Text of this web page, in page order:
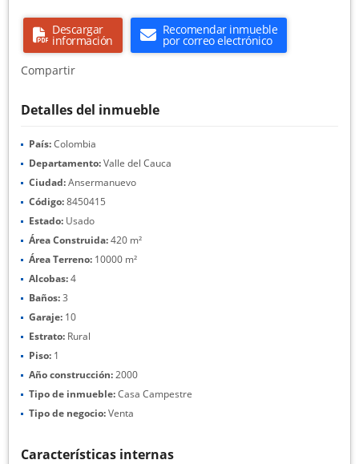
Descargar
información
Recomendar inmueble
por correo electrónico
Compartir
Detalles del inmueble
País:Colombia
Departamento:Valle del Cauca
Ciudad:Ansermanuevo
Código:8450415
Estado: Usado
Área Construida:420 m²
Área Terreno: 10000 m²
Alcobas:4
Baños:3
Garaje: 10
Estrato: Rural
Piso: 1
Año construcción:2000
Tipo de inmueble:Casa Campestre
Tipo de negocio:Venta
Características internas